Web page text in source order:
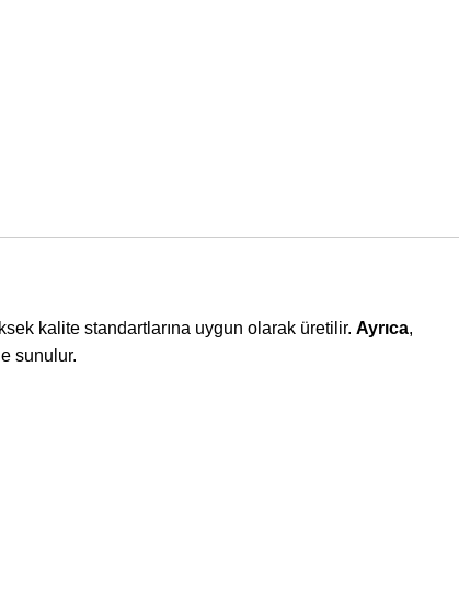
kalite standartlarına uygun olarak üretilir. Ayrıca,
sunulur.